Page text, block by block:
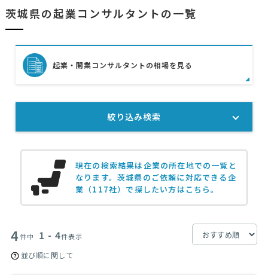
茨城県の起業コンサルタントの一覧
現在の検索結果は企業の所在地での一覧と
なります。茨城県のご依頼に対応できる企
業（117社）で探したい方はこちら。
4件中 1 - 4件表示
並び順に関して
起業・開業コンサルタントの相場を見る
絞り込み検索